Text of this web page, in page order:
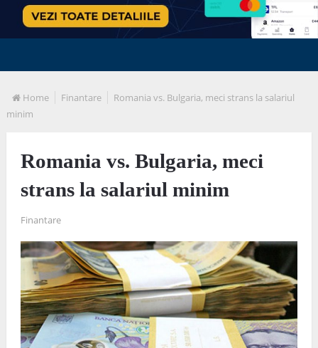
Home Finantare
Romania vs. Bulgaria, meci strans la salariul
minim
Romania vs. Bulgaria, meci
strans la salariul minim
Finantare